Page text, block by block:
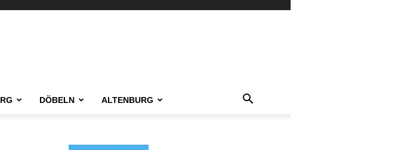
DÖBELN ALTENBURG